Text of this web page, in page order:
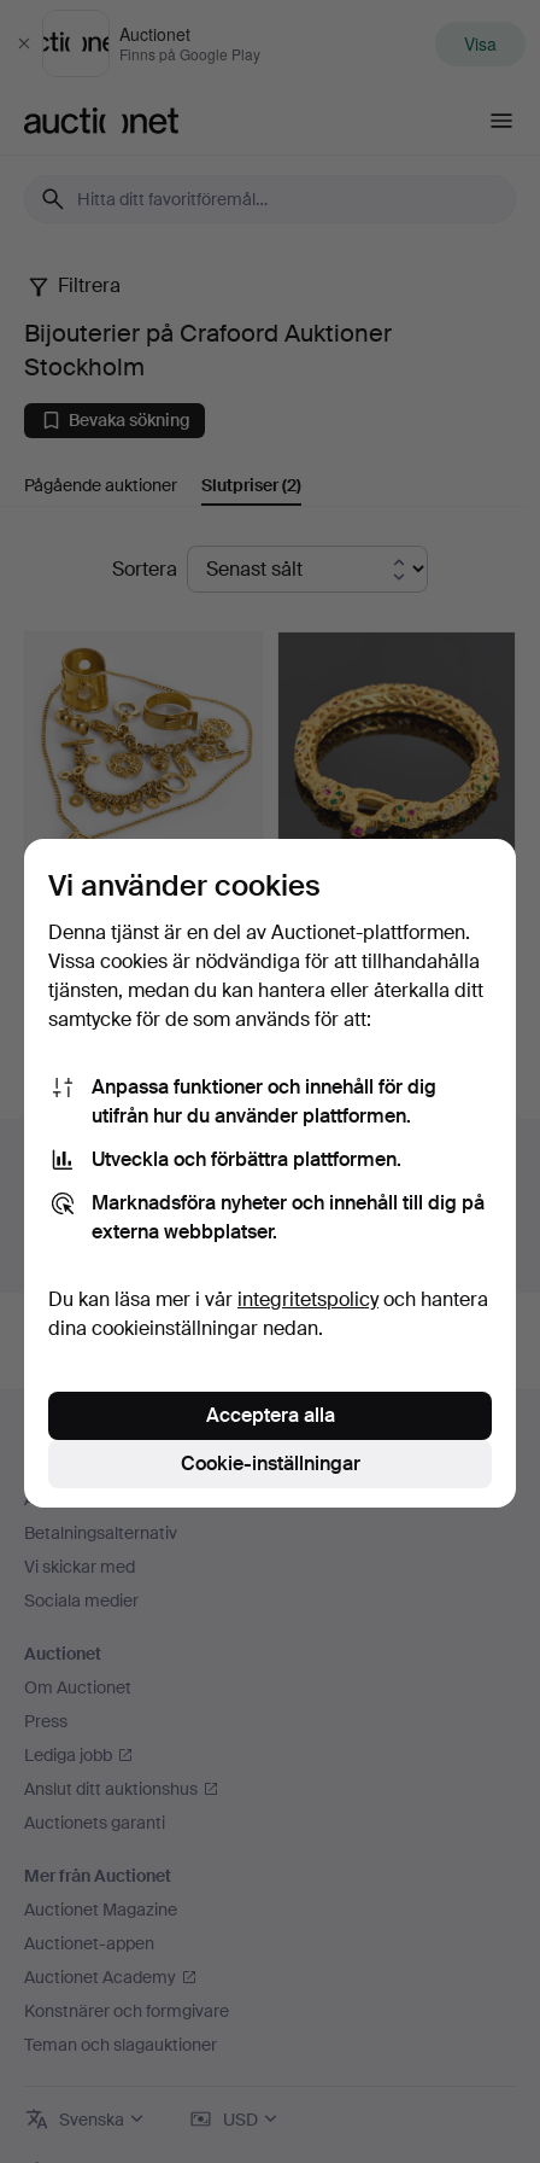
Stäng
Auctionet
Finns på Google Play Visa
Bijouterier
på
Crafoord
Auktioner
Filtrera
Bijouterier på Crafoord Auktioner
Stockholm
Bevaka sökning
Pågående auktioner Slutpriser(2)
SlutpriserSortera
CELINE BIJOUTERIER. 7
delar, halsband, arm…
Klubbades 17 dec 2025
21 bud
285 USD
ARMRING, form av ormar,
bijouteri, gulmeta…
Klubbades 6 nov 2025
4 bud
48 USD
Auktionsarkivet
Du söker i vårt arkiv över avslutade auktioner.
Sidfotsnavigation
Hjälp och kontakt
Alla auktionshus
Betalningsalternativ
Vi skickar med
Sociala medier
Auctionet
Om Auctionet
Press
Lediga jobb
Anslut ditt auktionshus
Auctionets garanti
Mer från Auctionet
Auctionet Magazine
Auctionet-appen
Auctionet Academy
Konstnärer och formgivare
Teman och slagauktioner
Svenska USD
Vi använder cookies
Denna tjänst är en del av Auctionet-plattformen.
Vissa cookies är nödvändiga för att tillhandahålla
tjänsten, medan du kan hantera eller återkalla ditt
samtycke för de som används för att:
Anpassa funktioner och innehåll för dig
utifrån hur du använder plattformen.
Utveckla och förbättra plattformen.
Marknadsföra nyheter och innehåll till dig på
externa webbplatser.
Du kan läsa mer i vår integritetspolicyoch hantera
dina cookieinställningar nedan.
Cookie-inställningar
Acceptera alla